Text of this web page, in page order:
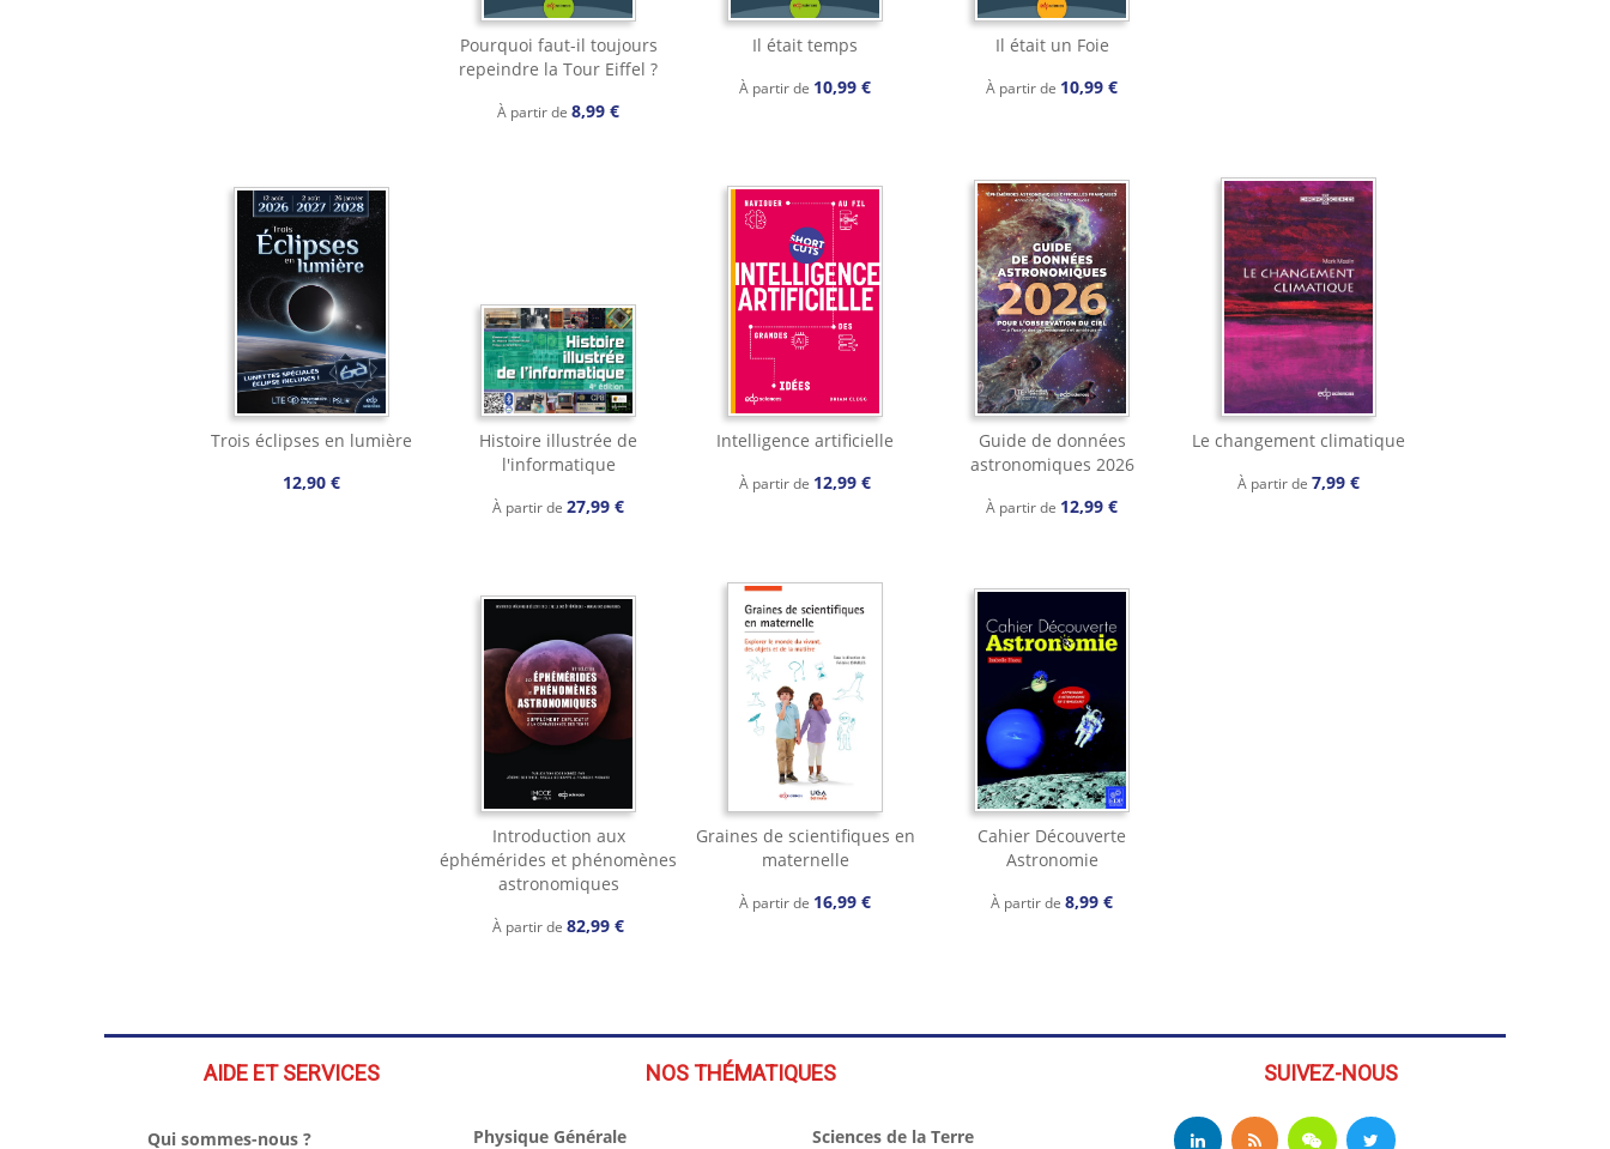
Pourquoi faut-il toujours
repeindre la Tour Eiffel ?
À partir de 8,99 €
Il était temps
À partir de 10,99 €
Il était un Foie
À partir de 10,99 €
Trois éclipses en lumière
12,90 €
Histoire illustrée de
l'informatique
À partir de 27,99 €
Intelligence artificielle
À partir de 12,99 €
Guide de données
astronomiques 2026
À partir de 12,99 €
Le changement climatique
À partir de 7,99 €
Introduction aux
éphémérides et phénomènes
astronomiques
À partir de 82,99 €
Graines de scientifiques en
maternelle
À partir de 16,99 €
Cahier Découverte
Astronomie
À partir de 8,99 €
AIDE ET SERVICES
Qui sommes-nous ?
NOS THÉMATIQUES
Physique Générale Sciences de la Terre
SUIVEZ-NOUS